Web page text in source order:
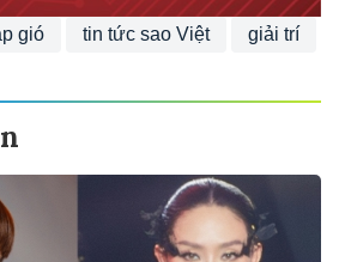
gió tin tức sao Việt giải trí